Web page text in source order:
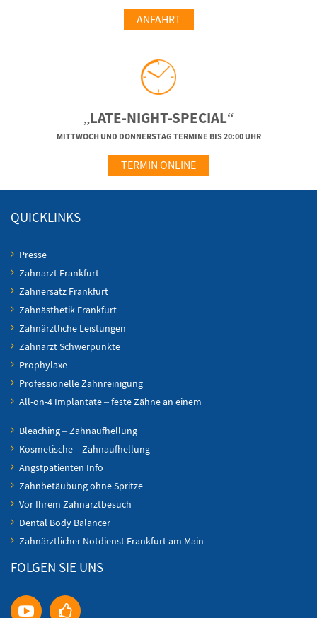
ANFAHRT
„LATE-NIGHT-SPECIAL“
MITTWOCH UND DONNERSTAG TERMINE BIS 20:00 UHR
TERMIN ONLINE
QUICKLINKS
Presse
Zahnarzt Frankfurt
Zahnersatz Frankfurt
Zahnästhetik Frankfurt
Zahnärztliche Leistungen
Zahnarzt Schwerpunkte
Prophylaxe
Professionelle Zahnreinigung
All-on-4 Implantate – feste Zähne an einem
Bleaching – Zahnaufhellung
Kosmetische – Zahnaufhellung
Angstpatienten Info
Zahnbetäubung ohne Spritze
Vor Ihrem Zahnarztbesuch
Dental Body Balancer
Zahnärztlicher Notdienst Frankfurt am Main
FOLGEN SIE UNS